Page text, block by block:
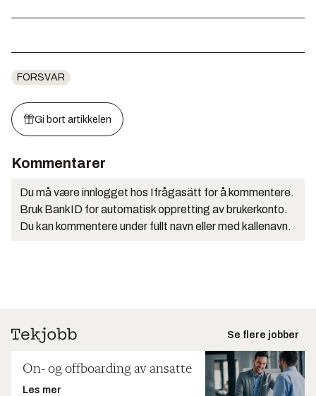
FORSVAR
Gi bort artikkelen
Kommentarer
Du må være innlogget hos Ifrågasätt for å kommentere.
Bruk BankID for automatisk oppretting av brukerkonto.
Du kan kommentere under fullt navn eller med kallenavn.
Se flere jobber
On- og offboarding av ansatte
Les mer